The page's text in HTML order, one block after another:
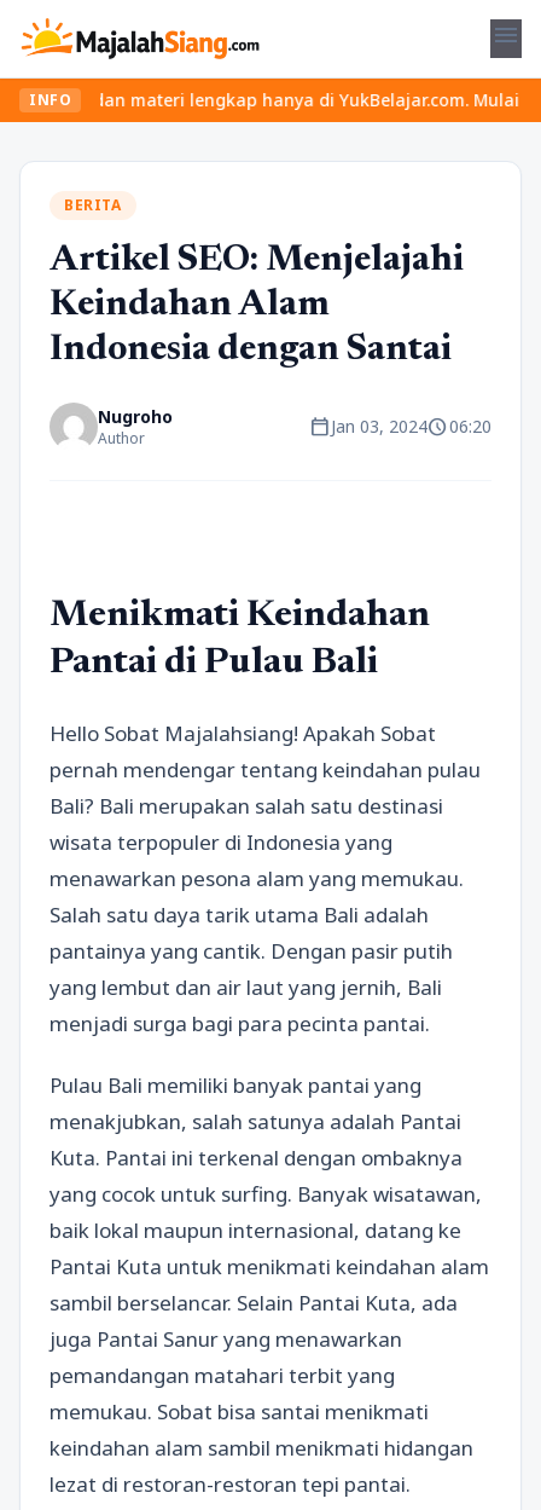
menu
INFO
dan materi lengkap hanya di YukBelajar.com. Mulai
BERITA
Artikel SEO: Menjelajahi
Keindahan Alam
Indonesia dengan Santai
Nugroho
Author calendar_todayJan 03, 2024schedule06:20
Menikmati Keindahan
Pantai di Pulau Bali
Hello Sobat Majalahsiang! Apakah Sobat
pernah mendengar tentang keindahan pulau
Bali? Bali merupakan salah satu destinasi
wisata terpopuler di Indonesia yang
menawarkan pesona alam yang memukau.
Salah satu daya tarik utama Bali adalah
pantainya yang cantik. Dengan pasir putih
yang lembut dan air laut yang jernih, Bali
menjadi surga bagi para pecinta pantai.
Pulau Bali memiliki banyak pantai yang
menakjubkan, salah satunya adalah Pantai
Kuta. Pantai ini terkenal dengan ombaknya
yang cocok untuk surfing. Banyak wisatawan,
baik lokal maupun internasional, datang ke
Pantai Kuta untuk menikmati keindahan alam
sambil berselancar. Selain Pantai Kuta, ada
juga Pantai Sanur yang menawarkan
pemandangan matahari terbit yang
memukau. Sobat bisa santai menikmati
keindahan alam sambil menikmati hidangan
lezat di restoran-restoran tepi pantai.